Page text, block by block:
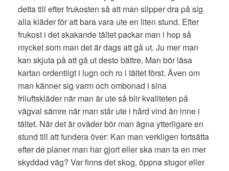
detta till efter frukosten så att man slipper dra på sig
alla kläder för att bara vara ute en liten stund. Efter
frukost i det skakande tältet packar man i hop så
mycket som man det är dags att gå ut. Ju mer man
kan skjuta på att gå ut desto bättre. Man bör läsa
kartan ordentligt i lugn och ro i tältet först. Även om
man känner sig varm och ombonad i sina
friluftskläder när man är ute så blir kvaliteten på
vägval sämre när man står ute i hård vind än inne i
tältet. När det är oväder bör man ägna ytterligare en
stund till att fundera över: Kan man verkligen fortsätta
efter de planer man har gjort eller ska man ta en mer
skyddad väg? Var finns det skog, öppna stugor eller